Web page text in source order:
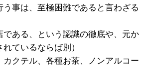
う事は、至極困難であると言わざる
である、という認識の徹底や、元か
ているならば別）
カクテル、各種お茶、ノンアルコー